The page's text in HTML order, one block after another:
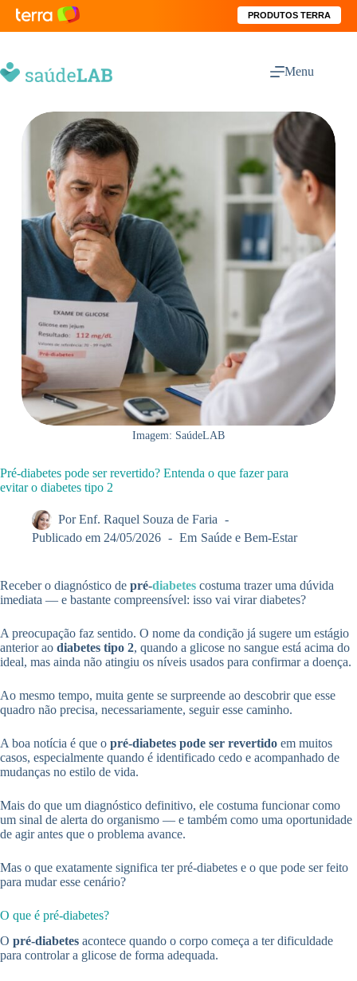
PRODUTOS TERRA
Menu
Imagem: SaúdeLAB
Pré-diabetes pode ser revertido? Entenda o que fazer para
evitar o diabetes tipo 2
Por Enf. Raquel Souza de Faria
Publicado em 24/05/2026 Em Saúde e Bem-Estar
Receber o diagnóstico de pré-diabetes costuma trazer uma dúvida
imediata — e bastante compreensível: isso vai virar diabetes?
A preocupação faz sentido. O nome da condição já sugere um estágio
anterior ao diabetes tipo 2, quando a glicose no sangue está acima do
ideal, mas ainda não atingiu os níveis usados para confirmar a doença.
Ao mesmo tempo, muita gente se surpreende ao descobrir que esse
quadro não precisa, necessariamente, seguir esse caminho.
A boa notícia é que o pré-diabetes pode ser revertido em muitos
casos, especialmente quando é identificado cedo e acompanhado de
mudanças no estilo de vida.
Mais do que um diagnóstico definitivo, ele costuma funcionar como
um sinal de alerta do organismo — e também como uma oportunidade
de agir antes que o problema avance.
Mas o que exatamente significa ter pré-diabetes e o que pode ser feito
para mudar esse cenário?
O que é pré-diabetes?
O pré-diabetes acontece quando o corpo começa a ter dificuldade
para controlar a glicose de forma adequada.